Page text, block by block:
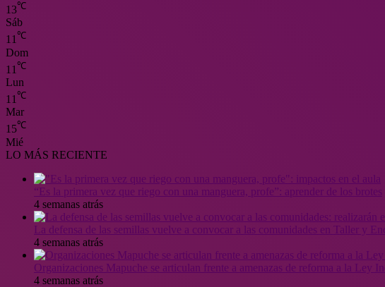
13℃
Sáb
11℃
Dom
11 ℃
Lun
11 ℃
Mar
15℃
Mié
LO MÁS RECIENTE
“Es la primera vez que riego con una manguera, profe”: aprender de los brotes
4 semanas atrás
La defensa de las semillas vuelve a convocar a las comunidades en Taller y
4 semanas atrás
Organizaciones Mapuche se articulan frente a amenazas de reforma a la Ley
4 semanas atrás